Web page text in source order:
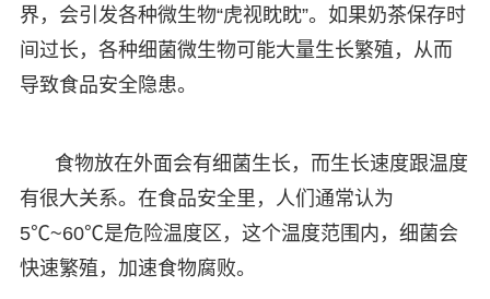
界，会引发各种微生物“虎视眈眈”。如果奶茶保存时
间过长，各种细菌微生物可能大量生长繁殖，从而
导致食品安全隐患。
食物放在外面会有细菌生长，而生长速度跟温度
有很大关系。在食品安全里，人们通常认为
5℃~60℃是危险温度区，这个温度范围内，细菌会
快速繁殖，加速食物腐败。